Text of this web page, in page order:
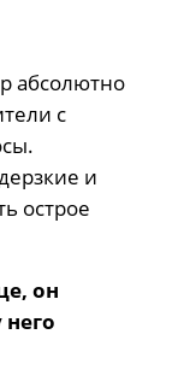
абсолютно
с
и
острое
он